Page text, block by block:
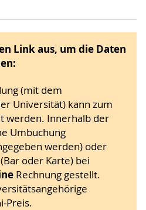
Link aus, um die Daten
(mit dem
Universität) kann zum
werden. Innerhalb der
Umbuchung
werden) oder
oder Karte) bei
Rechnung gestellt.
Preis.